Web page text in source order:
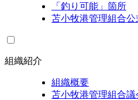
「釣り可能」箇所
苫小牧港管理組合公
組織紹介
組織概要
苫小牧港管理組合議